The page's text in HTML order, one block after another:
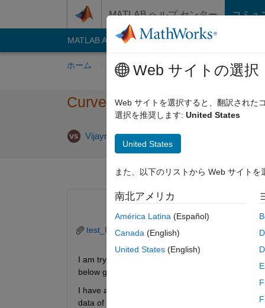
MATLAB ヘルプ センター コミュ
MATLAB Answers File Exchange
ホーム 質問する 回答 閲覧
Curve fitting the data series
Vijaymahantesh Surkod
test_Rac.xlsx
I am trying to fit the curve to the custom
below graph.
I have a resistance variation with frequency of a
data of resistance variation with frequency is
Web サイトの選択
Web サイトを選択すると、翻訳された
選択を推奨します: United States
United States
また、以下のリストから Web サイトを
南北アメリカ
América Latina (Español)
Canada (English)
United States (English)